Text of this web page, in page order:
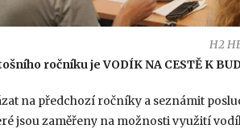
H2
ročníku je VODÍK NA CESTĚ K
na předchozí ročníky a seznámit
jsou zaměřeny na možnosti využití